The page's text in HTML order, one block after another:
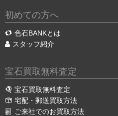
初めての方へ
色石BANKとは
スタッフ紹介
宝石買取無料査定
宝石買取無料査定
宅配・郵送買取方法
ご来社でのお買取方法